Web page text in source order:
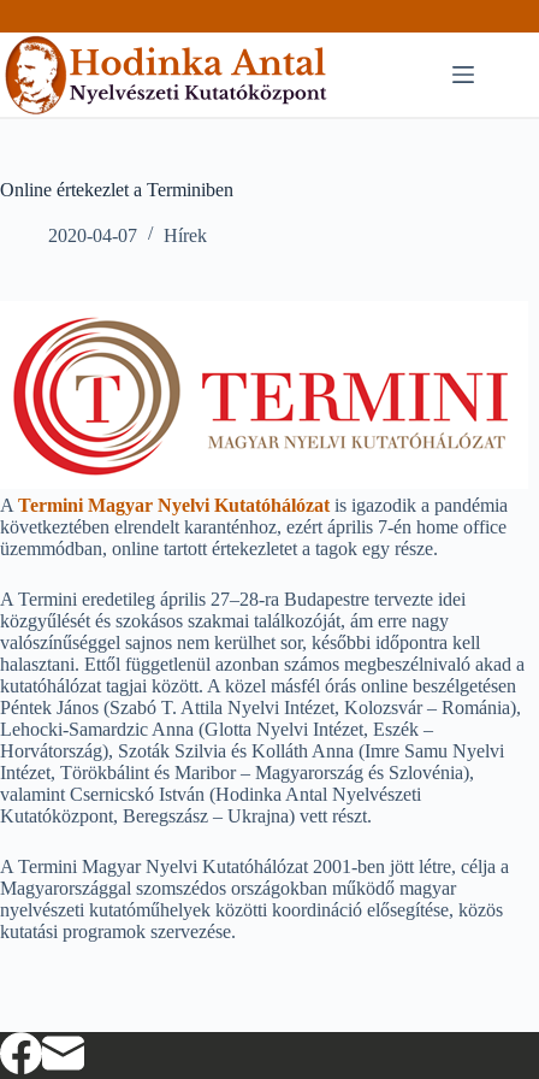
to
content
Online értekezlet a Terminiben
2020-04-07 Hírek
A Termini Magyar Nyelvi Kutatóhálózat is igazodik a pandémia
következtében elrendelt karanténhoz, ezért április 7-én home office
üzemmódban, online tartott értekezletet a tagok egy része.
A Termini eredetileg április 27–28-ra Budapestre tervezte idei
közgyűlését és szokásos szakmai találkozóját, ám erre nagy
valószínűséggel sajnos nem kerülhet sor, későbbi időpontra kell
halasztani. Ettől függetlenül azonban számos megbeszélnivaló akad a
kutatóhálózat tagjai között. A közel másfél órás online beszélgetésen
Péntek János (Szabó T. Attila Nyelvi Intézet, Kolozsvár – Románia),
Lehocki-Samardzic Anna (Glotta Nyelvi Intézet, Eszék –
Horvátország), Szoták Szilvia és Kolláth Anna (Imre Samu Nyelvi
Intézet, Törökbálint és Maribor – Magyarország és Szlovénia),
valamint Csernicskó István (Hodinka Antal Nyelvészeti
Kutatóközpont, Beregszász – Ukrajna) vett részt.
A Termini Magyar Nyelvi Kutatóhálózat 2001-ben jött létre, célja a
Magyarországgal szomszédos országokban működő magyar
nyelvészeti kutatóműhelyek közötti koordináció elősegítése, közös
kutatási programok szervezése.